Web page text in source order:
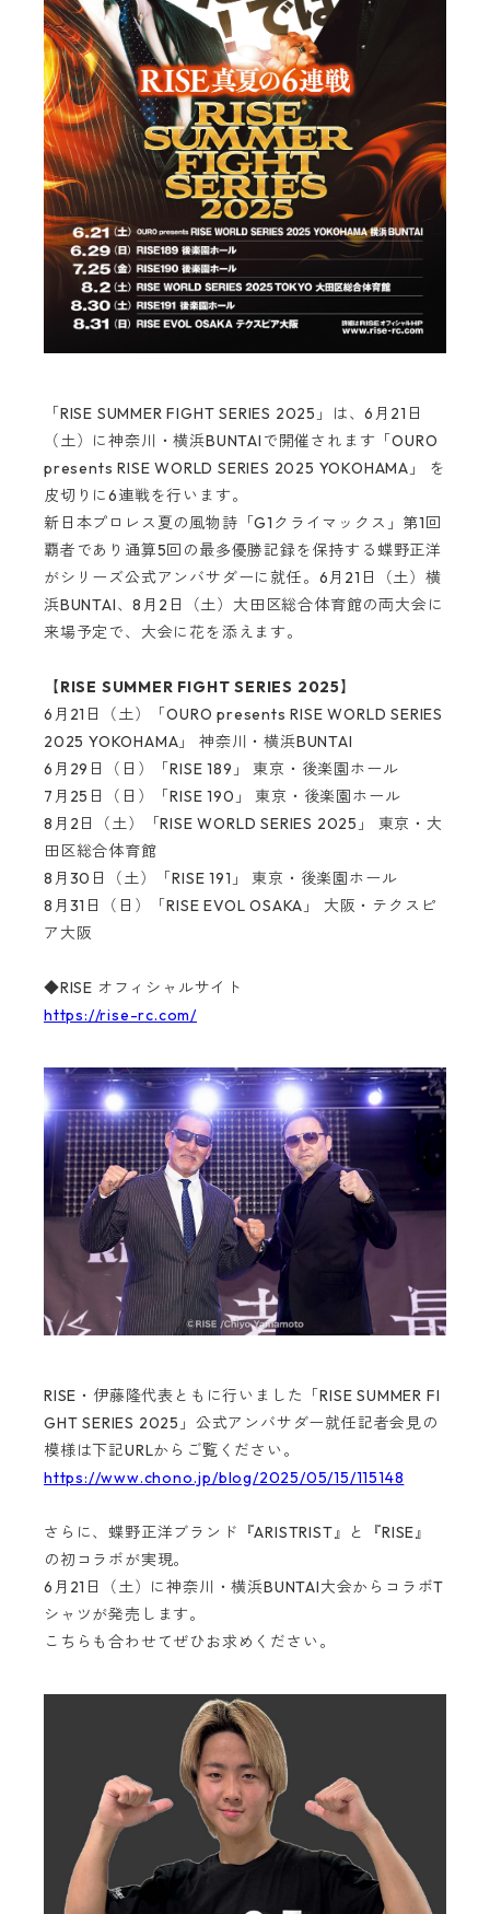
「RISE SUMMER FIGHT SERIES 2025」は、6月21日
（土）に神奈川・横浜BUNTAIで開催されます「OURO
presents RISE WORLD SERIES 2025 YOKOHAMA」 を
皮切りに6連戦を行います。
新日本プロレス夏の風物詩「G1クライマックス」第1回
覇者であり通算5回の最多優勝記録を保持する蝶野正洋
がシリーズ公式アンバサダーに就任。6月21日（土）横
浜BUNTAI、8月2日（土）大田区総合体育館の両大会に
来場予定で、大会に花を添えます。
【RISE SUMMER FIGHT SERIES 2025】
6月21日（土）「OURO presents RISE WORLD SERIES
2025 YOKOHAMA」 神奈川・横浜BUNTAI
6月29日（日）「RISE 189」 東京・後楽園ホール
7月25日（日）「RISE 190」 東京・後楽園ホール
8月2日（土）「RISE WORLD SERIES 2025」 東京・大
田区総合体育館
8月30日（土）「RISE 191」 東京・後楽園ホール
8月31日（日）「RISE EVOL OSAKA」 大阪・テクスピ
ア大阪
◆RISE オフィシャルサイト
https://rise-rc.com/
RISE・伊藤隆代表ともに行いました「RISE SUMMER FI
GHT SERIES 2025」公式アンバサダー就任記者会見の
模様は下記URLからご覧ください。
https://www.chono.jp/blog/2025/05/15/115148
さらに、蝶野正洋ブランド『ARISTRIST』と『RISE』
の初コラボが実現。
6月21日（土）に神奈川・横浜BUNTAI大会からコラボT
シャツが発売します。
こちらも合わせてぜひお求めください。